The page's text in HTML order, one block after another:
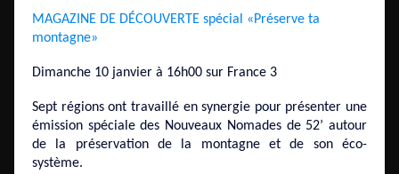
MAGAZINE DE DÉCOUVERTE spécial «Préserve ta
montagne»
Dimanche 10 janvier à 16h00 sur France 3
Sept régions ont travaillé en synergie pour présenter une
émission spéciale des Nouveaux Nomades de 52’ autour
de la préservation de la montagne et de son éco-
système.